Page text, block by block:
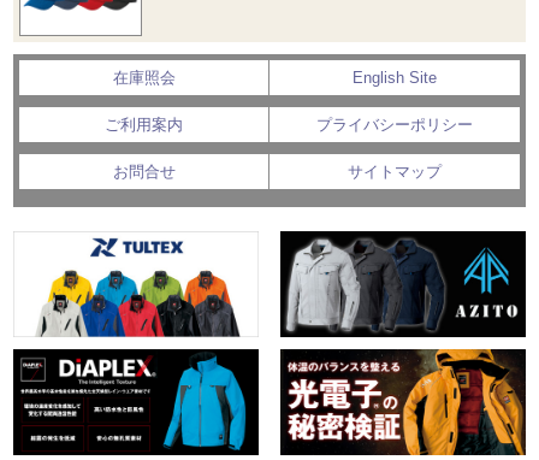
在庫照会 English Site
ご利用案内 プライバシーポリシー
お問合せ サイトマップ